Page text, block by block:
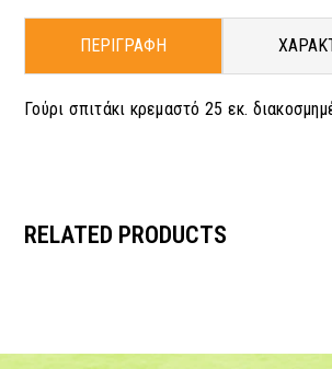
ΠΕΡΙΓΡΑΦΗ
Γούρι σπιτάκι κρεμαστό 25 εκ.
RELATED PRODUCTS